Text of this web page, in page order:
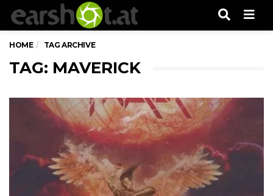
HOME TAG ARCHIVE
TAG: MAVERICK